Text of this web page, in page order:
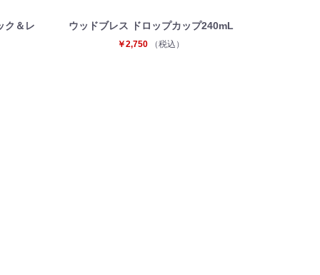
ク＆レ ウッドブレス ドロップカップ240mL
￥2,750 （税込）